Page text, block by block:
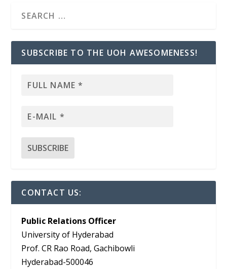
SUBSCRIBE TO THE UOH AWESOMENESS!
CONTACT US:
Public Relations Officer
University of Hyderabad
Prof. CR Rao Road, Gachibowli
Hyderabad-500046